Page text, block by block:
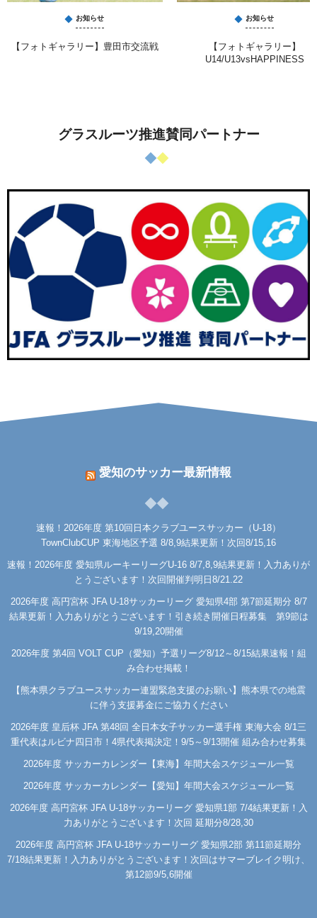
お知らせ
【フォトギャラリー】豊田市交流戦
お知らせ
【フォトギャラリー】
U14/U13vsHAPPINESS
グラスルーツ推進賛同パートナー
愛知のサッカー最新情報
速報！2026年度 第10回日本クラブユースサッカー（U-18）
TownClubCUP 東海地区予選 8/8,9結果更新！次回8/15,16
速報！2026年度 愛知県ルーキーリーグU-16 8/7,8,9結果更新！入力ありが
とうございます！次回開催判明日8/21.22
2026年度 高円宮杯 JFA U-18サッカーリーグ 愛知県4部 第7節延期分 8/7
結果更新！入力ありがとうございます！引き続き開催日程募集 第9節は
9/19,20開催
2026年度 第4回 VOLT CUP（愛知）予選リーグ8/12～8/15結果速報！組
み合わせ掲載！
【熊本県クラブユースサッカー連盟緊急支援のお願い】熊本県での地震
に伴う支援募金にご協力ください
2026年度 皇后杯 JFA 第48回 全日本女子サッカー選手権 東海大会 8/1三
重代表はルビナ四日市！4県代表掲決定！9/5～9/13開催 組み合わせ募集
2026年度 サッカーカレンダー【東海】年間大会スケジュール一覧
2026年度 サッカーカレンダー【愛知】年間大会スケジュール一覧
2026年度 高円宮杯 JFA U-18サッカーリーグ 愛知県1部 7/4結果更新！入
力ありがとうございます！次回 延期分8/28,30
2026年度 高円宮杯 JFA U-18サッカーリーグ 愛知県2部 第11節延期分
7/18結果更新！入力ありがとうございます！次回はサマーブレイク明け、
第12節9/5,6開催